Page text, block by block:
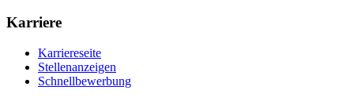
Karriere
Karriereseite
Stellenanzeigen
Schnellbewerbung